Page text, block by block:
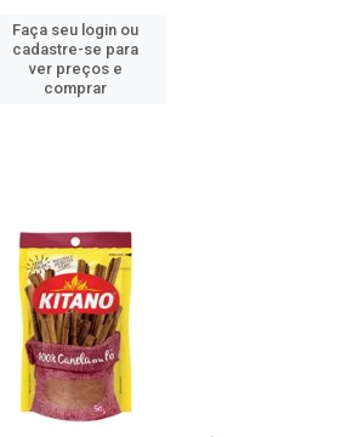
Faça seu login ou
cadastre-se para
ver preços e
comprar